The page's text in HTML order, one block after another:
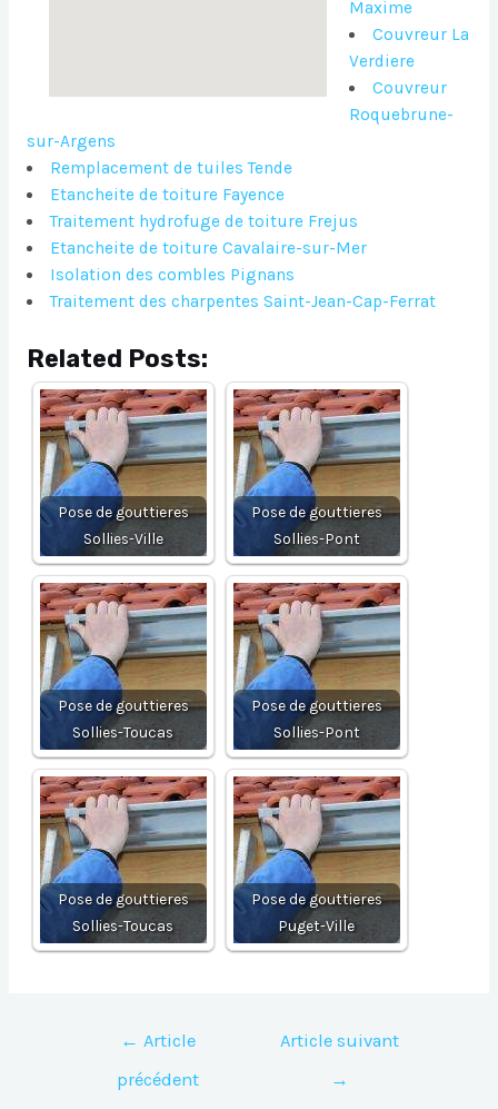
Maxime
Couvreur La
Verdiere
Couvreur
Roquebrune-
sur-Argens
Remplacement de tuiles Tende
Etancheite de toiture Fayence
Traitement hydrofuge de toiture Frejus
Etancheite de toiture Cavalaire-sur-Mer
Isolation des combles Pignans
Traitement des charpentes Saint-Jean-Cap-Ferrat
Related Posts:
Pose de gouttieres
Sollies-Ville
Pose de gouttieres
Sollies-Pont
Pose de gouttieres
Sollies-Toucas
Pose de gouttieres
Sollies-Pont
Pose de gouttieres
Sollies-Toucas
Pose de gouttieres
Puget-Ville
Navigation
l’article
← Article
précédent
Article suivant
→